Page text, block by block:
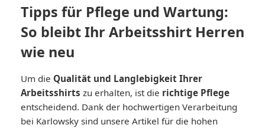
Tipps für Pflege und Wartung:
So bleibt Ihr Arbeitsshirt Herren
wie neu
Um die Qualität und Langlebigkeit Ihrer
Arbeitsshirts zu erhalten, ist die richtige Pflege
entscheidend. Dank der hochwertigen Verarbeitung
bei Karlowsky sind unsere Artikel für die hohen